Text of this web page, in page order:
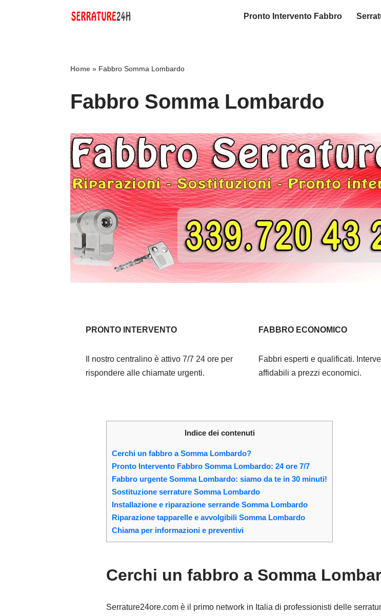
Pronto Intervento Fabbro
Home » Fabbro Somma Lombardo
Fabbro Somma Lombardo
PRONTO INTERVENTO
Il nostro centralino è attivo 7/7 24 ore per
rispondere alle chiamate urgenti.
FABBRO ECONOMICO
Fabbri esperti e qualificati.
affidabili a prezzi economici.
Indice dei contenuti
Cerchi un fabbro a Somma Lombardo?
Pronto Intervento Fabbro Somma Lombardo: 24 ore 7/7
Fabbro urgente Somma Lombardo: siamo da te in 30 minuti!
Sostituzione serrature Somma Lombardo
Installazione e riparazione serrande Somma Lombardo
Riparazione tapparelle e avvolgibili Somma Lombardo
Chiama per informazioni e preventivi
Cerchi un fabbro a Somma
Serrature24ore.com è il primo network in Italia di professionisti delle